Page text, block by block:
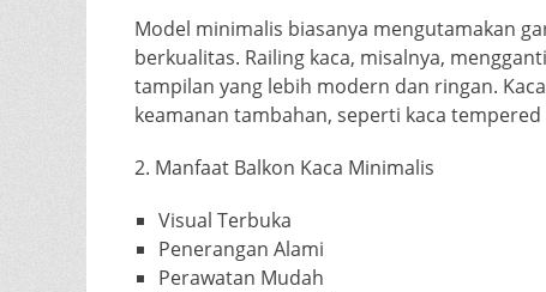
Model minimalis biasanya mengutamakan
berkualitas. Railing kaca, misalnya,
tampilan yang lebih modern dan ringan.
keamanan tambahan, seperti kaca
2. Manfaat Balkon Kaca Minimalis
Visual Terbuka
Penerangan Alami
Perawatan Mudah